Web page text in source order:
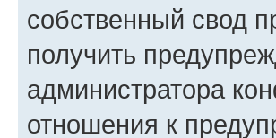
собственный свод
получить
администратора
отношения к